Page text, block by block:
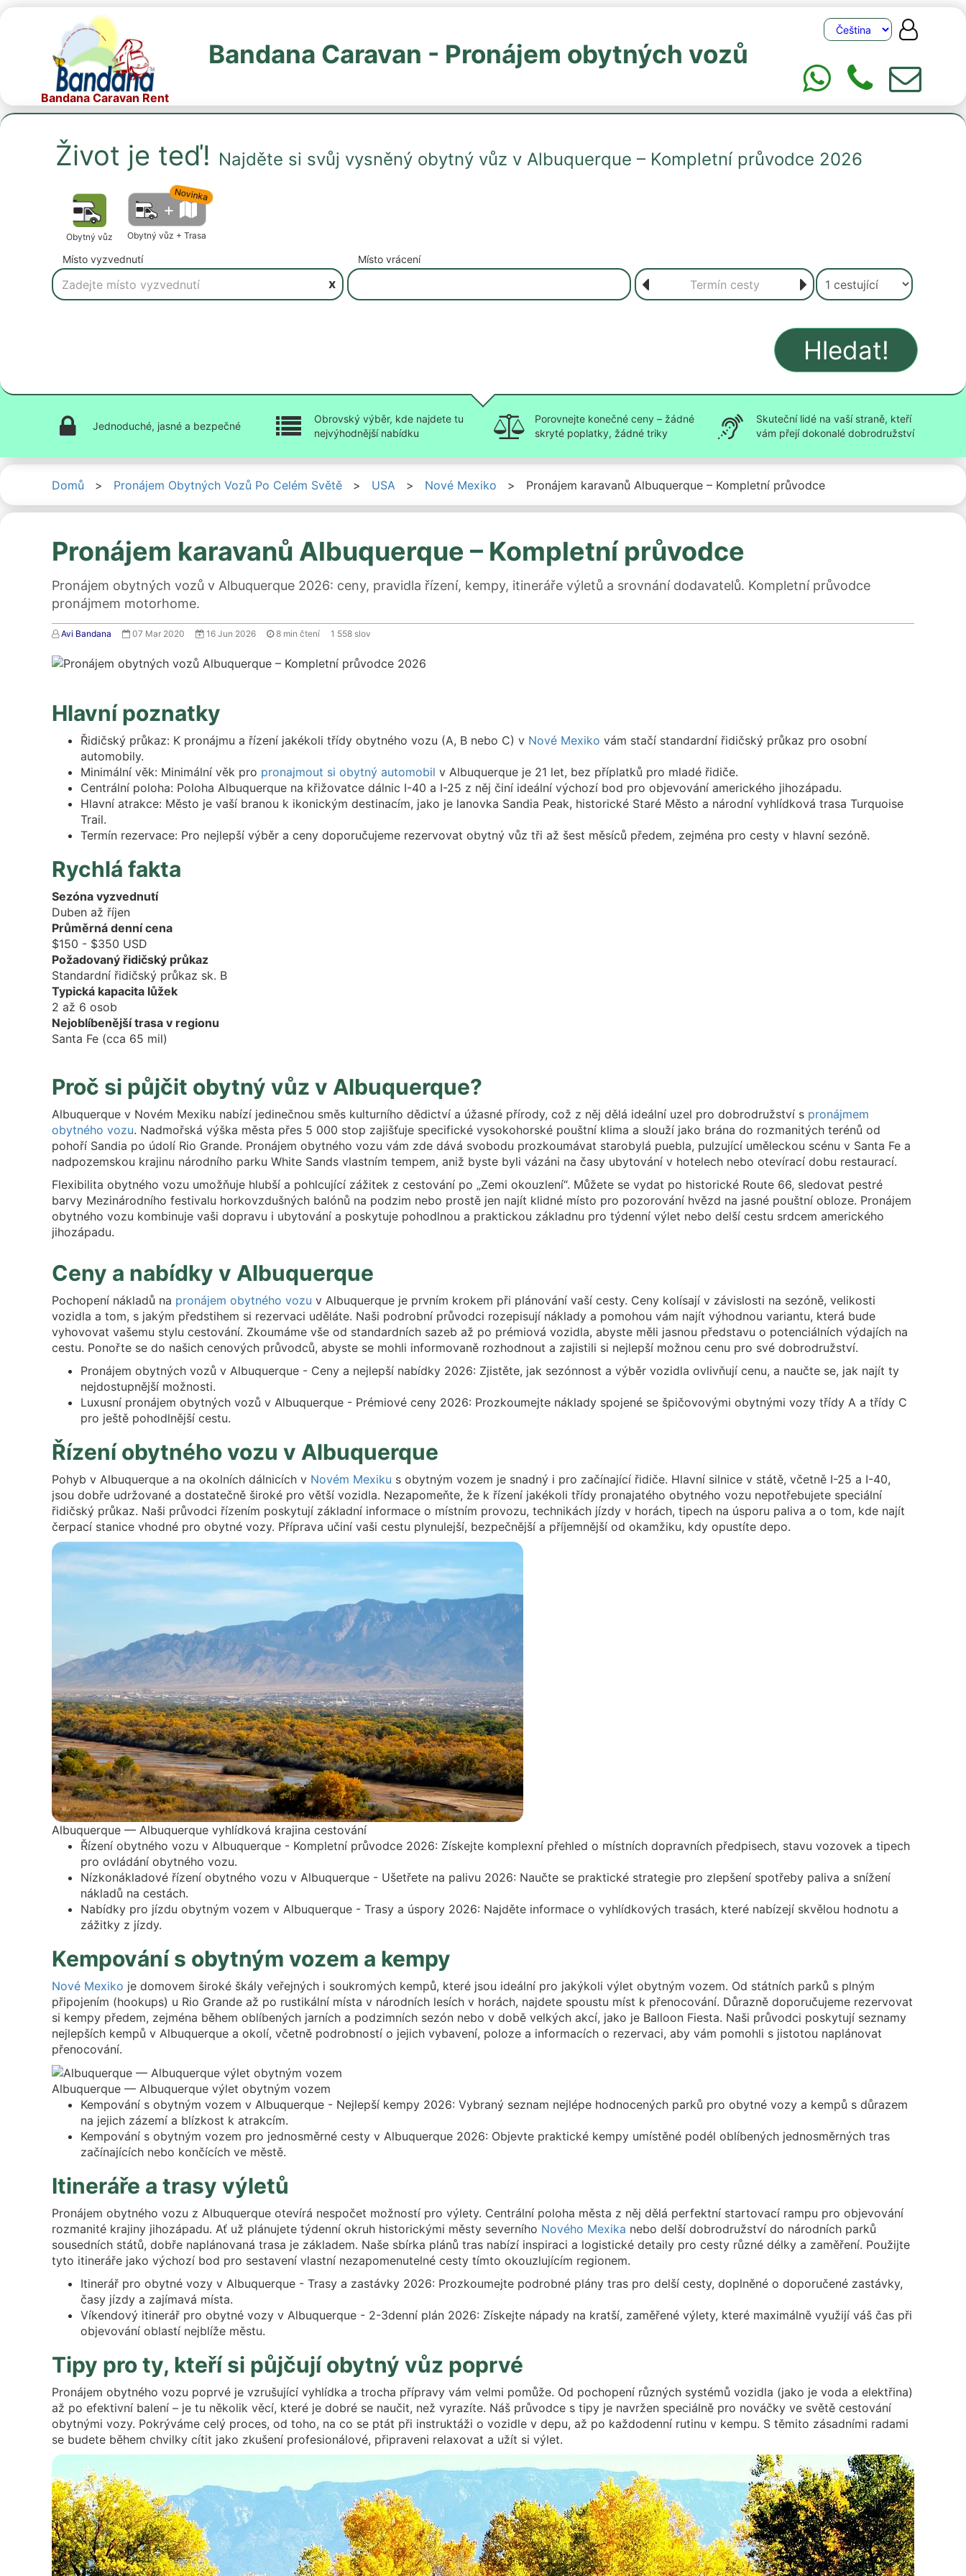
Bandana Caravan Rent
Bandana Caravan - Pronájem obytných vozů
Život je teď! Najděte si svůj vysněný obytný vůz v Albuquerque – Kompletní průvodce 2026
Obytný vůz
+
Novinka
Obytný vůz + Trasa
Místo vyzvednutí
x
Místo vrácení
Hledat!
Jednoduché, jasné a bezpečné
Obrovský výběr, kde najdete tu
nejvýhodnější nabídku
Porovnejte konečné ceny – žádné
skryté poplatky, žádné triky
Skuteční lidé na vaší straně, kteří
vám přejí dokonalé dobrodružství
Domů > Pronájem Obytných Vozů Po Celém Světě > USA > Nové Mexiko > Pronájem karavanů Albuquerque – Kompletní průvodce
Pronájem karavanů Albuquerque – Kompletní průvodce
Pronájem obytných vozů v Albuquerque 2026: ceny, pravidla řízení, kempy, itineráře výletů a srovnání dodavatelů. Kompletní průvodce
pronájmem motorhome.
Avi Bandana 07 Mar 2020 16 Jun 2026 8 min čtení 1 558 slov
Hlavní poznatky
Řidičský průkaz: K pronájmu a řízení jakékoli třídy obytného vozu (A, B nebo C) v Nové Mexiko vám stačí standardní řidičský průkaz pro osobní
automobily.
Minimální věk: Minimální věk pro pronajmout si obytný automobil v Albuquerque je 21 let, bez příplatků pro mladé řidiče.
Centrální poloha: Poloha Albuquerque na křižovatce dálnic I-40 a I-25 z něj činí ideální výchozí bod pro objevování amerického jihozápadu.
Hlavní atrakce: Město je vaší branou k ikonickým destinacím, jako je lanovka Sandia Peak, historické Staré Město a národní vyhlídková trasa Turquoise
Trail.
Termín rezervace: Pro nejlepší výběr a ceny doporučujeme rezervovat obytný vůz tři až šest měsíců předem, zejména pro cesty v hlavní sezóně.
Rychlá fakta
Sezóna vyzvednutí
Duben až říjen
Průměrná denní cena
$150 - $350 USD
Požadovaný řidičský průkaz
Standardní řidičský průkaz sk. B
Typická kapacita lůžek
2 až 6 osob
Nejoblíbenější trasa v regionu
Santa Fe (cca 65 mil)
Proč si půjčit obytný vůz v Albuquerque?
Albuquerque v Novém Mexiku nabízí jedinečnou směs kulturního dědictví a úžasné přírody, což z něj dělá ideální uzel pro dobrodružství s pronájmem
obytného vozu. Nadmořská výška města přes 5 000 stop zajišťuje specifické vysokohorské pouštní klima a slouží jako brána do rozmanitých terénů od
pohoří Sandia po údolí Rio Grande. Pronájem obytného vozu vám zde dává svobodu prozkoumávat starobylá puebla, pulzující uměleckou scénu v Santa Fe a
nadpozemskou krajinu národního parku White Sands vlastním tempem, aniž byste byli vázáni na časy ubytování v hotelech nebo otevírací dobu restaurací.
Flexibilita obytného vozu umožňuje hlubší a pohlcující zážitek z cestování po „Zemi okouzlení“. Můžete se vydat po historické Route 66, sledovat pestré
barvy Mezinárodního festivalu horkovzdušných balónů na podzim nebo prostě jen najít klidné místo pro pozorování hvězd na jasné pouštní obloze. Pronájem
obytného vozu kombinuje vaši dopravu i ubytování a poskytuje pohodlnou a praktickou základnu pro týdenní výlet nebo delší cestu srdcem amerického
jihozápadu.
Ceny a nabídky v Albuquerque
Pochopení nákladů na pronájem obytného vozu v Albuquerque je prvním krokem při plánování vaší cesty. Ceny kolísají v závislosti na sezóně, velikosti
vozidla a tom, s jakým předstihem si rezervaci uděláte. Naši podrobní průvodci rozepisují náklady a pomohou vám najít výhodnou variantu, která bude
vyhovovat vašemu stylu cestování. Zkoumáme vše od standardních sazeb až po prémiová vozidla, abyste měli jasnou představu o potenciálních výdajích na
cestu. Ponořte se do našich cenových průvodců, abyste se mohli informovaně rozhodnout a zajistili si nejlepší možnou cenu pro své dobrodružství.
Pronájem obytných vozů v Albuquerque - Ceny a nejlepší nabídky 2026: Zjistěte, jak sezónnost a výběr vozidla ovlivňují cenu, a naučte se, jak najít ty
nejdostupnější možnosti.
Luxusní pronájem obytných vozů v Albuquerque - Prémiové ceny 2026: Prozkoumejte náklady spojené se špičovovými obytnými vozy třídy A a třídy C
pro ještě pohodlnější cestu.
Řízení obytného vozu v Albuquerque
Pohyb v Albuquerque a na okolních dálnicích v Novém Mexiku s obytným vozem je snadný i pro začínající řidiče. Hlavní silnice v státě, včetně I-25 a I-40,
jsou dobře udržované a dostatečně široké pro větší vozidla. Nezapomeňte, že k řízení jakékoli třídy pronajatého obytného vozu nepotřebujete speciální
řidičský průkaz. Naši průvodci řízením poskytují základní informace o místním provozu, technikách jízdy v horách, tipech na úsporu paliva a o tom, kde najít
čerpací stanice vhodné pro obytné vozy. Příprava učiní vaši cestu plynulejší, bezpečnější a příjemnější od okamžiku, kdy opustíte depo.
Albuquerque — Albuquerque vyhlídková krajina cestování
Řízení obytného vozu v Albuquerque - Kompletní průvodce 2026: Získejte komplexní přehled o místních dopravních předpisech, stavu vozovek a tipech
pro ovládání obytného vozu.
Nízkonákladové řízení obytného vozu v Albuquerque - Ušetřete na palivu 2026: Naučte se praktické strategie pro zlepšení spotřeby paliva a snížení
nákladů na cestách.
Nabídky pro jízdu obytným vozem v Albuquerque - Trasy a úspory 2026: Najděte informace o vyhlídkových trasách, které nabízejí skvělou hodnotu a
zážitky z jízdy.
Kempování s obytným vozem a kempy
Nové Mexiko je domovem široké škály veřejných i soukromých kempů, které jsou ideální pro jakýkoli výlet obytným vozem. Od státních parků s plným
připojením (hookups) u Rio Grande až po rustikální místa v národních lesích v horách, najdete spoustu míst k přenocování. Důrazně doporučujeme rezervovat
si kempy předem, zejména během oblíbených jarních a podzimních sezón nebo v době velkých akcí, jako je Balloon Fiesta. Naši průvodci poskytují seznamy
nejlepších kempů v Albuquerque a okolí, včetně podrobností o jejich vybavení, poloze a informacích o rezervaci, aby vám pomohli s jistotou naplánovat
přenocování.
Albuquerque — Albuquerque výlet obytným vozem
Kempování s obytným vozem v Albuquerque - Nejlepší kempy 2026: Vybraný seznam nejlépe hodnocených parků pro obytné vozy a kempů s důrazem
na jejich zázemí a blízkost k atrakcím.
Kempování s obytným vozem pro jednosměrné cesty v Albuquerque 2026: Objevte praktické kempy umístěné podél oblíbených jednosměrných tras
začínajících nebo končících ve městě.
Itineráře a trasy výletů
Pronájem obytného vozu z Albuquerque otevírá nespočet možností pro výlety. Centrální poloha města z něj dělá perfektní startovací rampu pro objevování
rozmanité krajiny jihozápadu. Ať už plánujete týdenní okruh historickými městy severního Nového Mexika nebo delší dobrodružství do národních parků
sousedních států, dobře naplánovaná trasa je základem. Naše sbírka plánů tras nabízí inspiraci a logistické detaily pro cesty různé délky a zaměření. Použijte
tyto itineráře jako výchozí bod pro sestavení vlastní nezapomenutelné cesty tímto okouzlujícím regionem.
Itinerář pro obytné vozy v Albuquerque - Trasy a zastávky 2026: Prozkoumejte podrobné plány tras pro delší cesty, doplněné o doporučené zastávky,
časy jízdy a zajímavá místa.
Víkendový itinerář pro obytné vozy v Albuquerque - 2-3denní plán 2026: Získejte nápady na kratší, zaměřené výlety, které maximálně využijí váš čas při
objevování oblastí nejblíže městu.
Tipy pro ty, kteří si půjčují obytný vůz poprvé
Pronájem obytného vozu poprvé je vzrušující vyhlídka a trocha přípravy vám velmi pomůže. Od pochopení různých systémů vozidla (jako je voda a elektřina)
až po efektivní balení – je tu několik věcí, které je dobré se naučit, než vyrazíte. Náš průvodce s tipy je navržen speciálně pro nováčky ve světě cestování
obytnými vozy. Pokrýváme celý proces, od toho, na co se ptát při instruktáži o vozidle v depu, až po každodenní rutinu v kempu. S těmito zásadními radami
se budete během chvilky cítit jako zkušení profesionálové, připraveni relaxovat a užít si výlet.